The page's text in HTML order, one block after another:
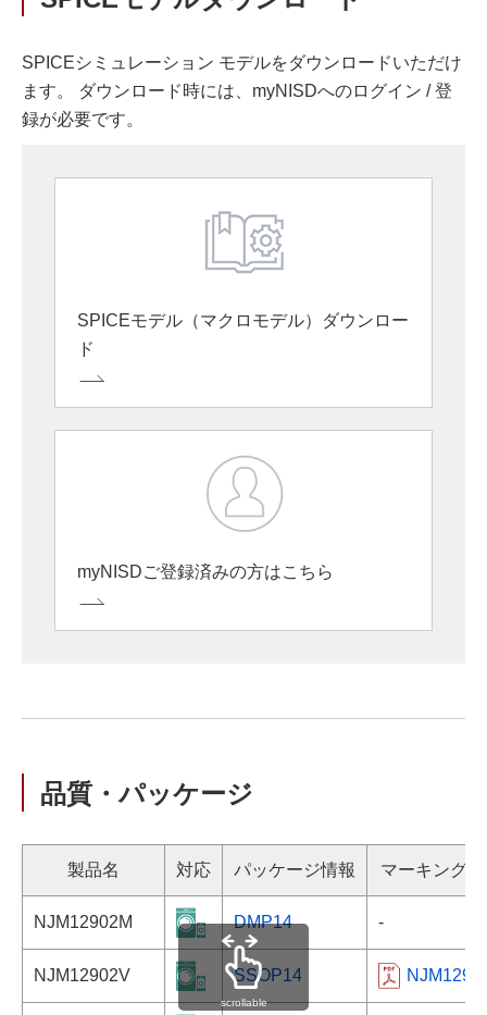
SPICEシミュレーション モデルをダウンロードいただけ
ます。 ダウンロード時には、myNISDへのログイン / 登
録が必要です。
SPICEモデル（マクロモデル）ダウンロー
ド
myNISDご登録済みの方はこちら
品質・パッケージ
製品名 対応 パッケージ情報 マーキング
NJM12902M DMP14 -
NJM12902V SSOP14
scrollable